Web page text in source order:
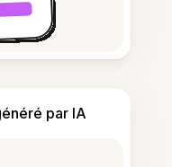
par IA